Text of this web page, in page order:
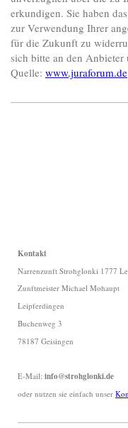
erkundigen. Sie haben
zur Verwendung Ihrer
für die Zukunft zu
sich bitte an den
Quelle: www.juraforum.de
Kontakt
Narrenzunft Strohglonki 1777
Zunftmeister Michael Mohaupt
Leipferdingen
Buchenweg 3
78187 Geisingen
E-Mail: info@strohglonki.de
oder nutzen sie einfach unser